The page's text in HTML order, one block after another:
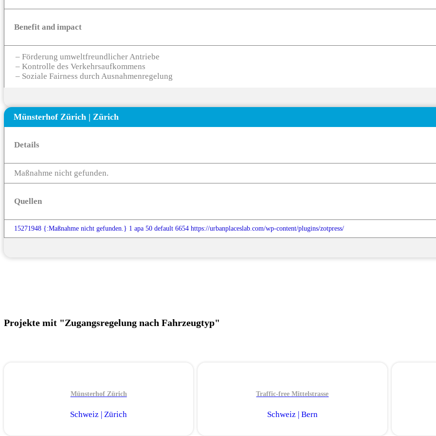
Benefit and impact
– Förderung umweltfreundlicher Antriebe
– Kontrolle des Verkehrsaufkommens
– Soziale Fairness durch Ausnahmenregelung
Münsterhof Zürich | Zürich
Details
Maßnahme nicht gefunden.
Quellen
15271948 {:Maßnahme nicht gefunden.} 1 apa 50 default 6654 https://urbanplaceslab.com/wp-content/plugins/zotpress/
Projekte mit "Zugangsregelung nach Fahrzeugtyp"
Münsterhof Zürich
Schweiz | Zürich
Traffic-free Mittelstrasse
Schweiz | Bern